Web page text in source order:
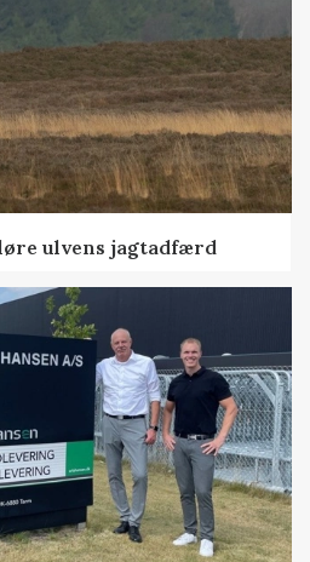
ulvens jagtadfærd